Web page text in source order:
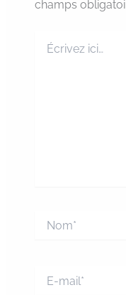
champs
ici…
mail*